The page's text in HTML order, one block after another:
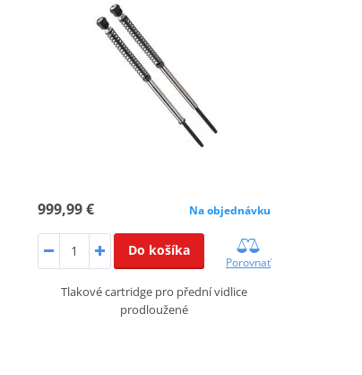
999,99 € Na objednávku
Do košíka
Porovnať
Tlakové cartridge pro přední vidlice
prodloužené